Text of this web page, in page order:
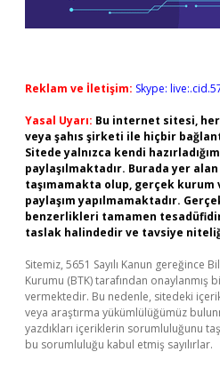
Reklam ve İletişim: Skype:
Yasal Uyarı: Bu internet sitesi,
veya şahıs şirketi ile hiçbir
Sitede yalnızca kendi
paylaşılmaktadır. Burada yer
taşımamakta olup, gerçek kurum
paylaşım yapılmamaktadır.
benzerlikleri tamamen
taslak halindedir ve tavsiye
Sitemiz, 5651 Sayılı Kanun gereğince
Kurumu (BTK) tarafından onaylanmış
vermektedir. Bu nedenle, sitedeki
veya araştırma yükümlülüğümüz
yazdıkları içeriklerin sorumluluğunu
bu sorumluluğu kabul etmiş sayılırlar.